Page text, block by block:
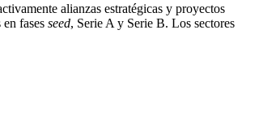
alianzas estratégicas y proyectos
fases seed, Serie A y Serie B. Los sectores